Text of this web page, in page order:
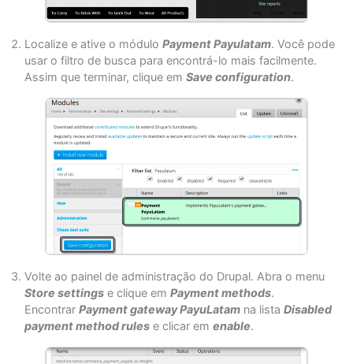
Localize e ative o módulo Payment Payulatam. Você pode
usar o filtro de busca para encontrá-lo mais facilmente.
Assim que terminar, clique em Save configuration.
Volte ao painel de administração do Drupal. Abra o menu
Store settings e clique em Payment methods.
Encontrar Payment gateway PayuLatam na lista Disabled
payment method rules e clicar em enable.